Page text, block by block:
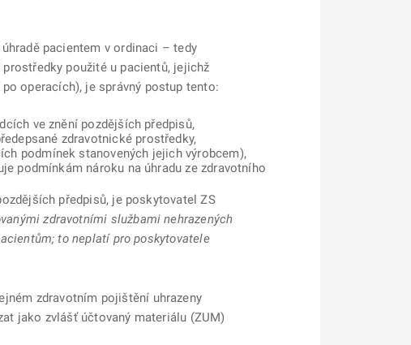
pacientem v ordinaci – tedy
použité u pacientů, jejichž
operacích), je správný postup tento:
ve znění pozdějších předpisů,
zdravotnické prostředky,
podmínek stanovených jejich výrobcem),
podmínkám nároku na úhradu ze zdravotního
předpisů, je poskytovatel ZS
zdravotními službami nehrazených
to neplatí pro poskytovatele
zdravotním pojištění uhrazeny
jako zvlášť účtovaný materiálu (ZUM)